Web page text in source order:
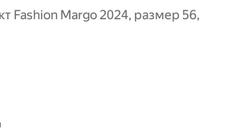
Fashion Margo 2024, размер 56,